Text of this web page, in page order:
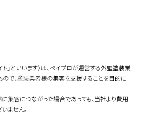
ト」といいます）は、ペイプロが運営する外壁塗装業
で、塗装業者様の集客を支援することを目的に
集客につながった場合であっても、当社より費用
ません。